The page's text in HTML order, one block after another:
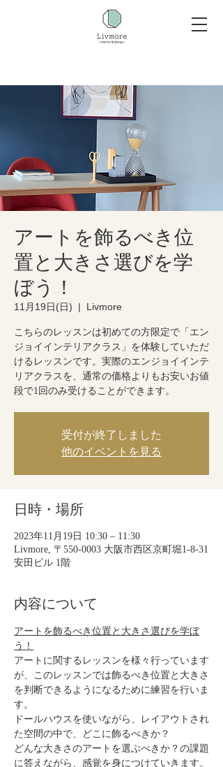
アートを飾るべき位
置と大きさ選びを学
ぼう！
11月19日(日)
  |
Livmore
こちらのレッスンは初めての方限定で「エン
ジョイインテリアクラス」を体験していただ
けるレッスンです。実際のエンジョイインテ
リアクラスを、通常の価格よりもお安いお値
段で1回のみ受けることができます。
受付が終了しました
他のイベントを見る
日時・場所
2023年11月19日 10:30 – 11:30
Livmore, 〒550-0003 大阪市西区京町堀1-8-31
安田ビル 1階
内容について
アートを飾るべき位置と大きさ選びを学ぼ
う！
アートに関するレッスンを様々行っています
が、このレッスンでは飾るべき位置と大きさ
を判断できるようになるために練習を行いま
す。
ドールハウスを使いながら、レイアウトされ
た空間の中で、どこに飾るべきか？
どんな大きさのアートを選ぶべきか？の課題
に答えながら、感覚を身につけていきます。